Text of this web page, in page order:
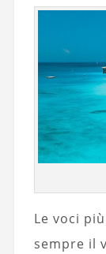
Le voci
sempre il